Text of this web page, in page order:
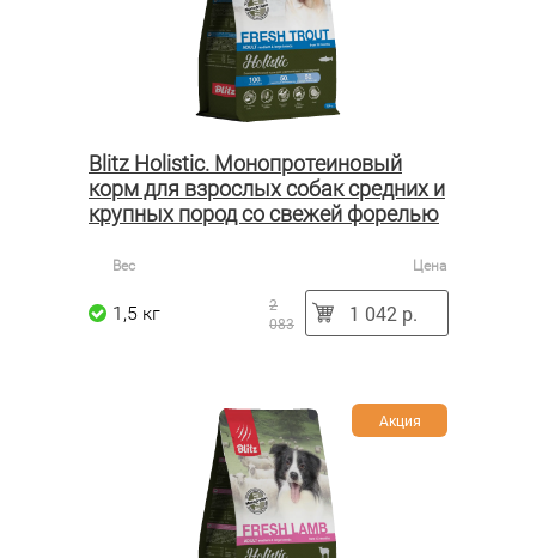
Blitz Holistic. Монопротеиновый
корм для взрослых собак средних и
крупных пород со свежей форелью
Вес Цена
1,5 кг
2
083
1 042 р.
Акция